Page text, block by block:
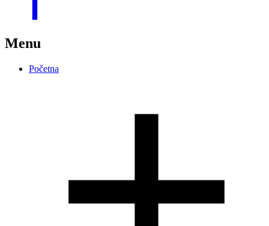
Menu
Početna